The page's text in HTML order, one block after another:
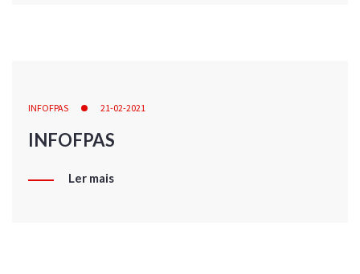
INFOFPAS 21-02-2021
INFOFPAS
Ler mais